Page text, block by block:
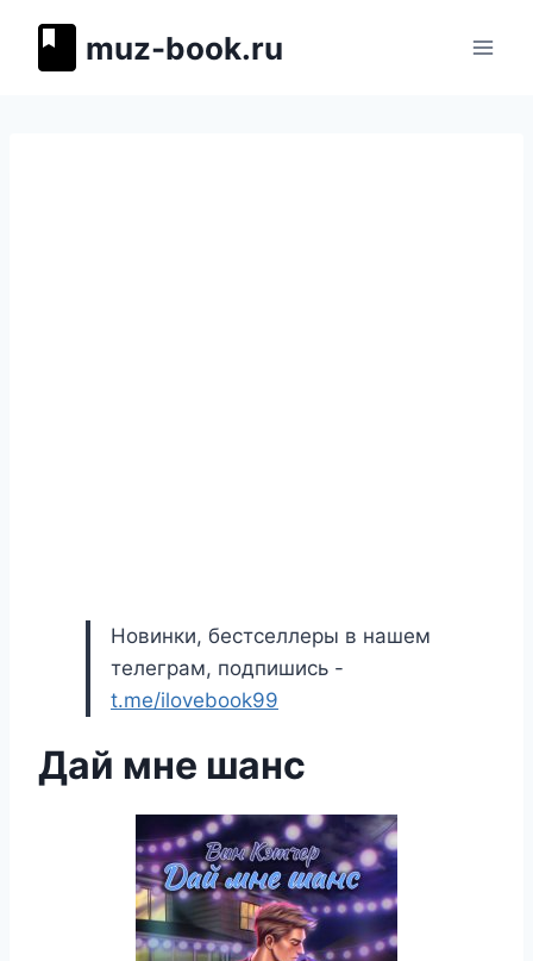
muz-book.ru
Новинки, бестселлеры в нашем
телеграм, подпишись -
t.me/ilovebook99
Дай мне шанс